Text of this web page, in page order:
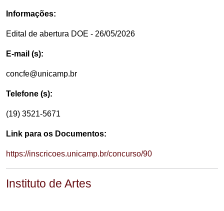
Informações:
Edital de abertura DOE - 26/05/2026
E-mail (s):
concfe@unicamp.br
Telefone (s):
(19) 3521-5671
Link para os Documentos:
https://inscricoes.unicamp.br/concurso/90
Instituto de Artes